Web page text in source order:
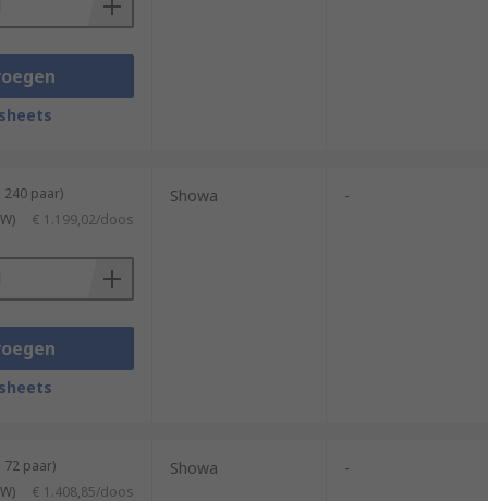
paar)
€ 1.199,02/doos
Showa -
paar)
€ 1.408,85/doos
Showa -